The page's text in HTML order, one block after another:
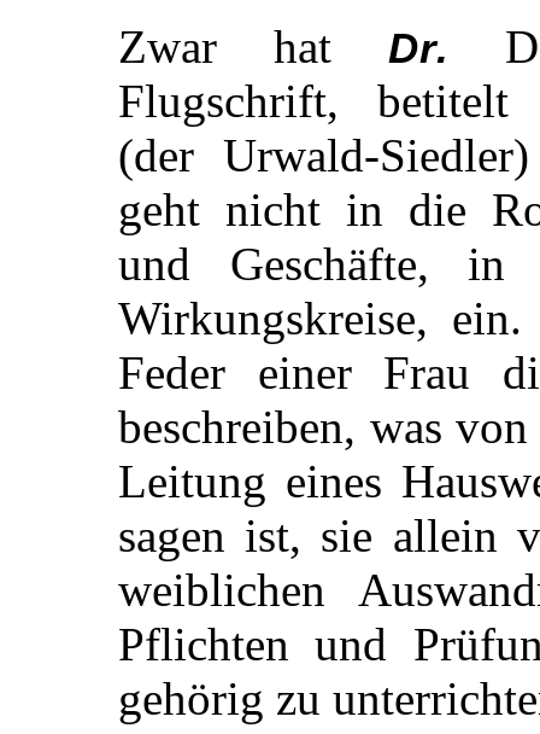
Zwar hatDr.
Flugschrift,
(der Urwald-
geht nicht in die
und Geschäfte, in
Wirkungskreise,
Feder einer Frau
beschreiben, was
Leitung eines
sagen ist, sie allein
weiblichen
Pflichten und
gehörig zu